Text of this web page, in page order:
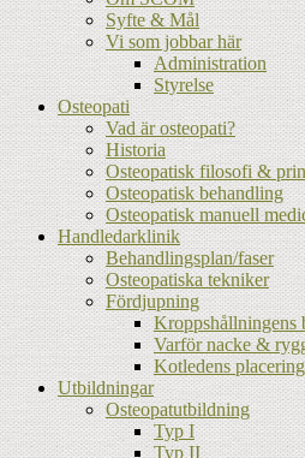
Syfte & Mål
Vi som jobbar här
Administration
Styrelse
Osteopati
Vad är osteopati?
Historia
Osteopatisk filosofi &
Osteopatisk behandling
Osteopatisk manuell
Handledarklinik
Behandlingsplan/faser
Osteopatiska tekniker
Fördjupning
Kroppshållningens
Varför nacke &
Kotledens
Utbildningar
Osteopatutbildning
Typ I
Typ II